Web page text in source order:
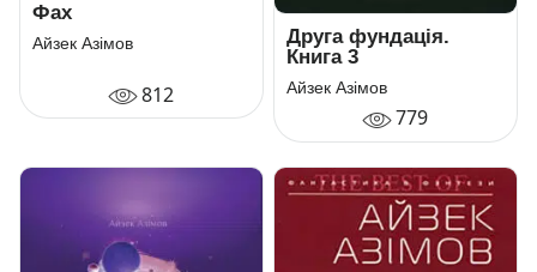
Фах
Айзек Азімов
812
Друга фундація.
Книга 3
Айзек Азімов
779